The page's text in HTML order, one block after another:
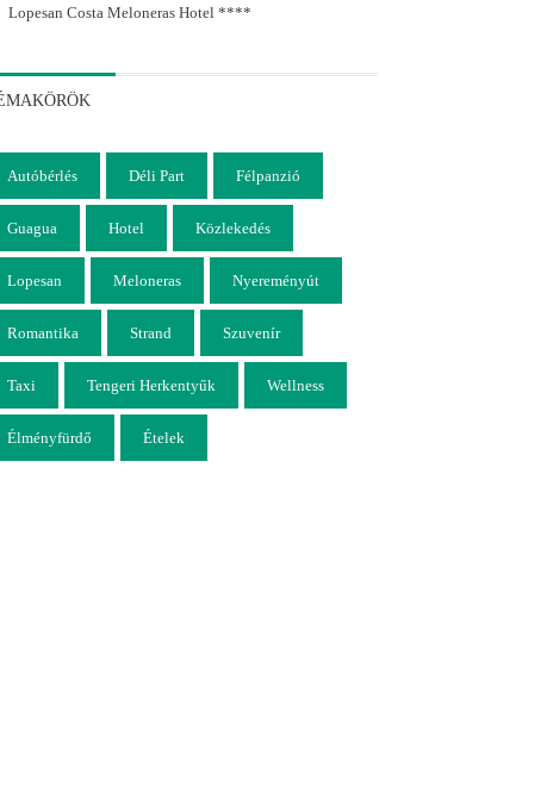
Lopesan Costa Meloneras Hotel ****
Autóbérlés Déli Part Félpanzió
Guagua Hotel Közlekedés
Lopesan Meloneras Nyereményút
Romantika Strand Szuvenír
Taxi Tengeri Herkentyűk Wellness
Élményfürdő Ételek